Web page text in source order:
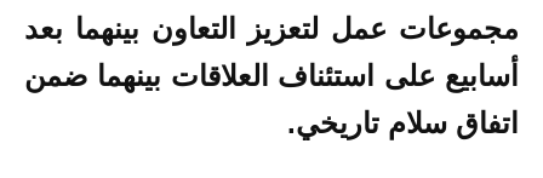
مجموعات عمل لتعزيز التعاون بينهما بعد
أسابيع على استئناف العلاقات بينهما ضمن
اتفاق سلام تاريخي.